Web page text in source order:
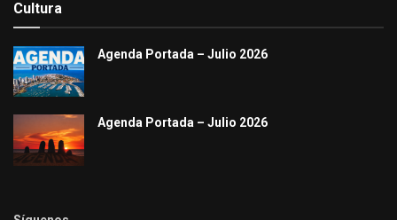
Cultura
Agenda Portada – Julio 2026
Agenda Portada – Julio 2026